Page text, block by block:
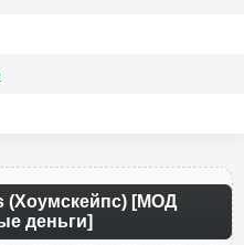
(Хоумскейпс) [МОД
деньги]